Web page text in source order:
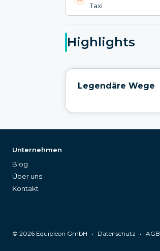
Taxi
Highlights
Legendäre Wege
Unternehmen
Blog
Über uns
Kontakt
© 2026 Equipleon GmbH • Datenschutz • AGB